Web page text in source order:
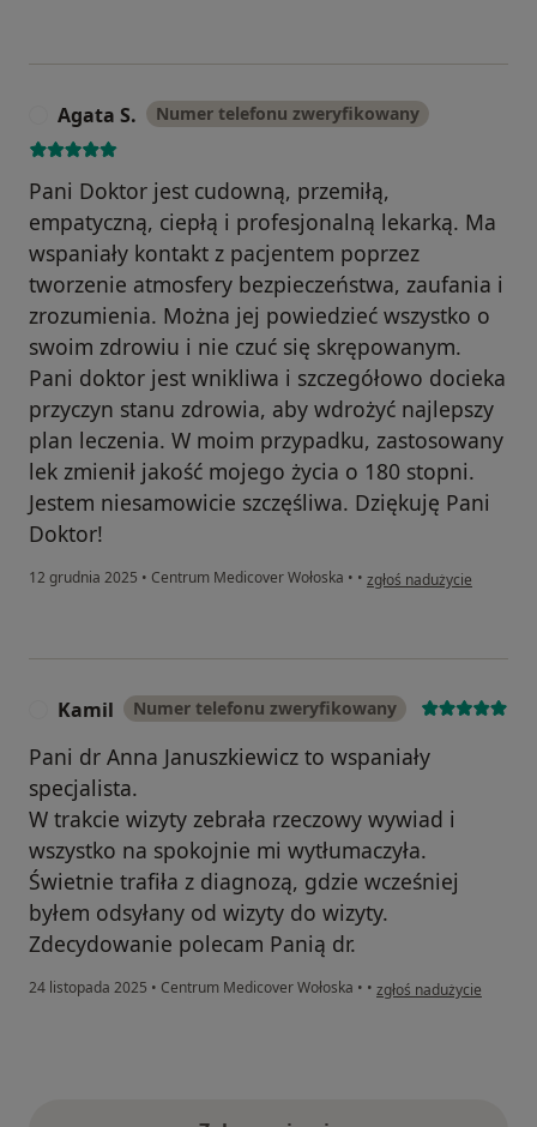
Agata S. Numer telefonu zweryfikowany
Pani Doktor jest cudowną, przemiłą,
empatyczną, ciepłą i profesjonalną lekarką. Ma
wspaniały kontakt z pacjentem poprzez
tworzenie atmosfery bezpieczeństwa, zaufania i
zrozumienia. Można jej powiedzieć wszystko o
swoim zdrowiu i nie czuć się skrępowanym.
Pani doktor jest wnikliwa i szczegółowo docieka
przyczyn stanu zdrowia, aby wdrożyć najlepszy
plan leczenia. W moim przypadku, zastosowany
lek zmienił jakość mojego życia o 180 stopni.
Jestem niesamowicie szczęśliwa. Dziękuję Pani
Doktor!
12 grudnia 2025 • Centrum Medicover Wołoska • • w opinii użytkownika
zgłoś nadużycie
Kamil Numer telefonu zweryfikowany
Pani dr Anna Januszkiewicz to wspaniały
specjalista.
W trakcie wizyty zebrała rzeczowy wywiad i
wszystko na spokojnie mi wytłumaczyła.
Świetnie trafiła z diagnozą, gdzie wcześniej
byłem odsyłany od wizyty do wizyty.
Zdecydowanie polecam Panią dr.
24 listopada 2025 • Centrum Medicover Wołoska • • w opinii użytkownika
zgłoś nadużycie